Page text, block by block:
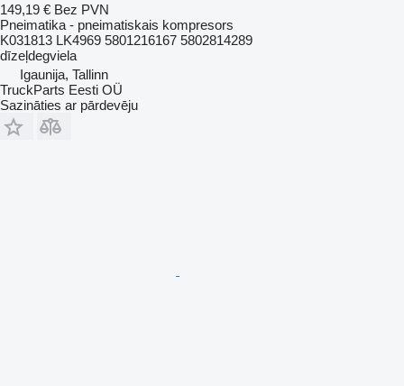
149,19 € Bez PVN
Pneimatika - pneimatiskais kompresors
K031813 LK4969 5801216167 5802814289
dīzeļdegviela
Igaunija, Tallinn
TruckParts Eesti OÜ
Sazināties ar pārdevēju